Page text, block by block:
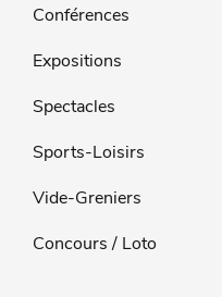
Conférences
Expositions
Spectacles
Sports-Loisirs
Vide-Greniers
Concours / Loto